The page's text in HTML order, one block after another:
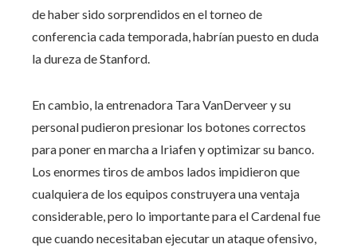
de haber sido sorprendidos en el torneo de
conferencia cada temporada, habrían puesto en duda
la dureza de Stanford.
En cambio, la entrenadora Tara VanDerveer y su
personal pudieron presionar los botones correctos
para poner en marcha a Iriafen y optimizar su banco.
Los enormes tiros de ambos lados impidieron que
cualquiera de los equipos construyera una ventaja
considerable, pero lo importante para el Cardenal fue
que cuando necesitaban ejecutar un ataque ofensivo,